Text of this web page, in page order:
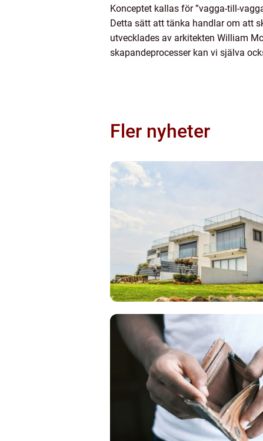
Konceptet kallas för ”vagga-till-
Detta sätt att tänka handlar om att
utvecklades av arkitekten William
skapandeprocesser kan vi själva
Fler nyheter